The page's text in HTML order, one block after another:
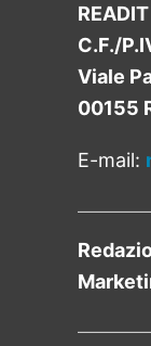
C.F./
Viale
00155
E-mail: